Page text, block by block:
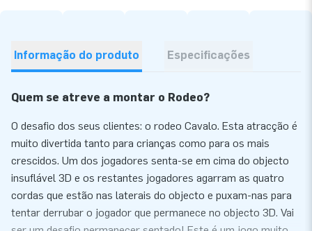
Informação do produto Especificações
Quem se atreve a montar o Rodeo?
O desafio dos seus clientes: o rodeo Cavalo. Esta atracção é
muito divertida tanto para crianças como para os mais
crescidos. Um dos jogadores senta-se em cima do objecto
insuflável 3D e os restantes jogadores agarram as quatro
cordas que estão nas laterais do objecto e puxam-nas para
tentar derrubar o jogador que permanece no objecto 3D. Vai